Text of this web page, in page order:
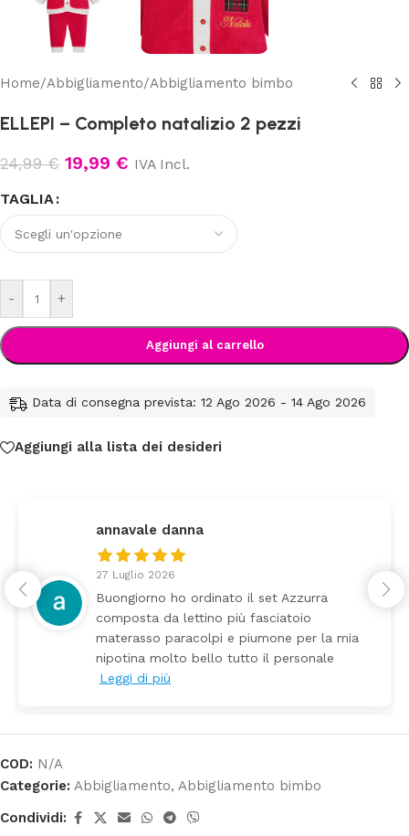
Home/Abbigliamento/Abbigliamento bimbo
ELLEPI – Completo natalizio 2 pezzi
24,99€ 19,99 € IVA Incl.
TAGLIA
- +
Aggiungi al carrello
Data di consegna prevista: 12 Ago 2026 - 14 Ago 2026
Aggiungi alla lista dei desideri
annavale danna
27 Luglio 2026
Buongiorno ho ordinato il set Azzurra
composta da lettino più fasciatoio
materasso paracolpi e piumone per la mia
nipotina molto bello tutto il personale
COD: N/A
Categorie: Abbigliamento, Abbigliamento bimbo
Condividi: